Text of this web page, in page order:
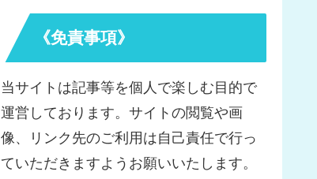
《免責事項》
当サイトは記事等を個人で楽しむ目的で
運営しております。サイトの閲覧や画
像、リンク先のご利用は自己責任で行っ
ていただきますようお願いいたします。